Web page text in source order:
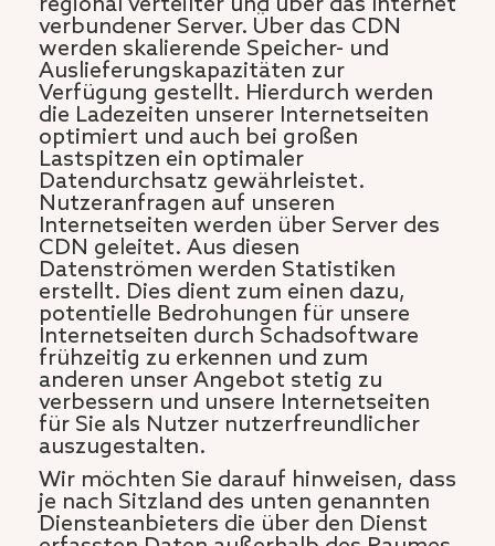
regional verteilter und über das Internet
verbundener Server. Über das CDN
werden skalierende Speicher- und
Auslieferungskapazitäten zur
Verfügung gestellt. Hierdurch werden
die Ladezeiten unserer Internetseiten
optimiert und auch bei großen
Lastspitzen ein optimaler
Datendurchsatz gewährleistet.
Nutzeranfragen auf unseren
Internetseiten werden über Server des
CDN geleitet. Aus diesen
Datenströmen werden Statistiken
erstellt. Dies dient zum einen dazu,
potentielle Bedrohungen für unsere
Internetseiten durch Schadsoftware
frühzeitig zu erkennen und zum
anderen unser Angebot stetig zu
verbessern und unsere Internetseiten
für Sie als Nutzer nutzerfreundlicher
auszugestalten.
Wir möchten Sie darauf hinweisen, dass
je nach Sitzland des unten genannten
Diensteanbieters die über den Dienst